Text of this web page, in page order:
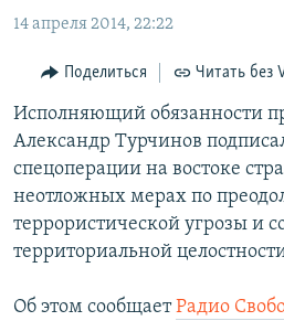
главной
навигации
Вернутся
поиску
11 ЛЕТ ОККУПАЦИИ КРЫМА. 11
ЕЩЕ
ИНТЕРАКТИВ
ИНФОГРАФИКА
ТЕЛЕПРОЕКТ КРЫМ.РЕАЛИИ
СОВЕТЫ ПРАВОЗАЩИТНИКОВ
ПРОПАВШИЕ БЕЗ ВЕСТИ
КРЫМ.НЕПОКОРЕННЫЙ
РАДІО СВОБОДА
КАК ОБОЙТИ БЛОКИРОВКУ
Українською
14 апреля 2014, 22:22
Поделиться Читать без
Исполняющий обязанности
Александр Турчинов
спецоперации на востоке
неотложных мерах по
террористической угрозы и
территориальной
Об этом сообщаетРадио